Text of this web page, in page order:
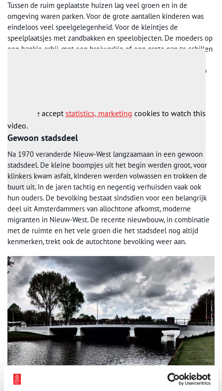
Tussen de ruim geplaatste huizen lag veel groen en in de
omgeving waren parken. Voor de grote aantallen kinderen was
eindeloos veel speelgelegenheid. Voor de kleintjes de
speelplaatsjes met zandbakken en speelobjecten. De moeders op
een bankje erbij, met een breiwerkje of een grote pan te schillen
Zwerven door de buurt, hutten bouwen of een ‘fikkie stoken’ op
Please acceptstatistics, marketing cookies to watch this
video.
Gewoon stadsdeel
Na 1970 veranderde Nieuw-West langzaamaan in een gewoon
stadsdeel. De kleine boompjes uit het begin werden groot, voor
klinkers kwam asfalt, kinderen werden volwassen en trokken de
buurt uit. In de jaren tachtig en negentig verhuisden vaak ook
hun ouders. De bevolking bestaat sindsdien voor een belangrijk
deel uit Amsterdammers van allochtone afkomst, moderne
migranten in Nieuw-West. De recente nieuwbouw, in combinatie
met de ruimte en het vele groen die het stadsdeel nog altijd
kenmerken, trekt ook de autochtone bevolking weer aan.